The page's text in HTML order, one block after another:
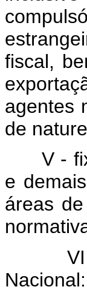
fiscal,
agentes
de
V -
e
áreas
Nacional: